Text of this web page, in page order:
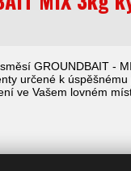
GROUNDBAIT -
určené k
ve Vašem lovném